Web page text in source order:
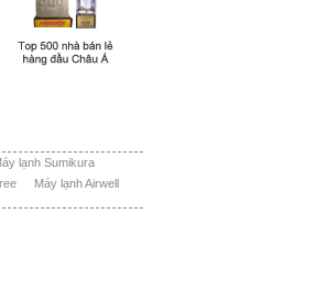
lạnh Sumikura
Máy lạnh Airwell